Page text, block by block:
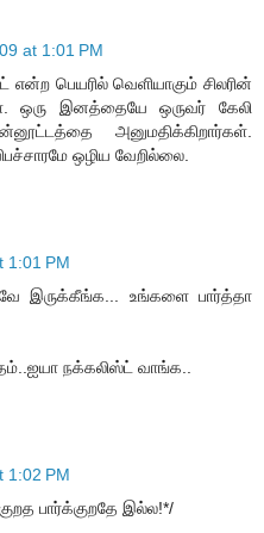
at 1:01 PM
பெயரில் வெளியாகும் சிலரின்
ஒரு இனத்தையே ஒருவர் கேலி
அனுமதிக்கிறார்கள்.
ஒழிய வேறில்லை.
1:01 PM
இருக்கீங்க... உங்களை பார்த்தா
நக்கலிஸ்ட் வாங்க..
1:02 PM
பார்க்குறதே இல்ல!*/